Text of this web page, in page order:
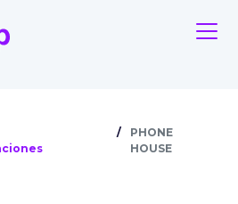
/
PHONE
HOUSE